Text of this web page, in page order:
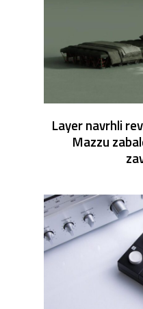
Layer navrhli
Mazzu